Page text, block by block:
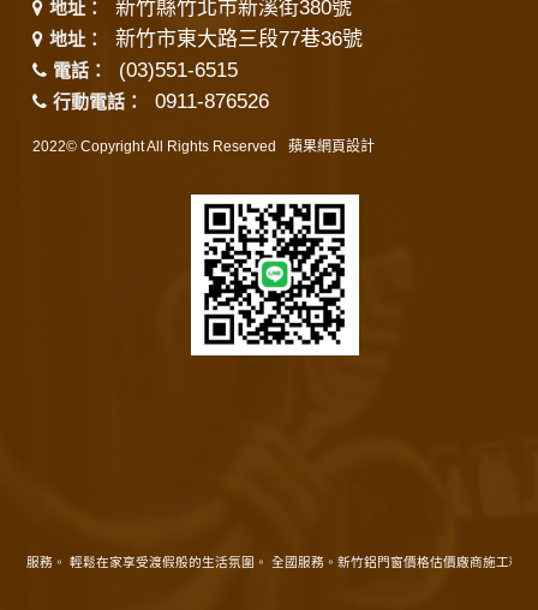
地址： 新竹縣竹北市新溪街380號
地址： 新竹市東大路三段77巷36號
電話： (03)551-6515
行動電話： 0911-876526
2022© Copyright All Rights Reserved 蘋果網頁設計
地服務。 輕鬆在家享受渡假般的生活氛圍。 全國服務。新竹鋁門窗價格估價廠商施工精